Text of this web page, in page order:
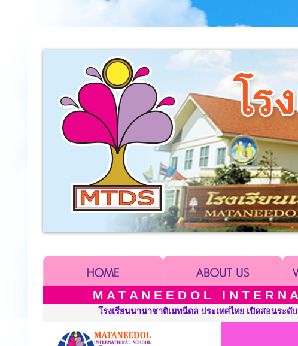
M A T A N E E D O L I N T E R N
เทศไทย เปิดสอนระดับ เนอร์สเซอรี่ อนุบาล ประถมศึกษาและมัธยมศึกษา :::